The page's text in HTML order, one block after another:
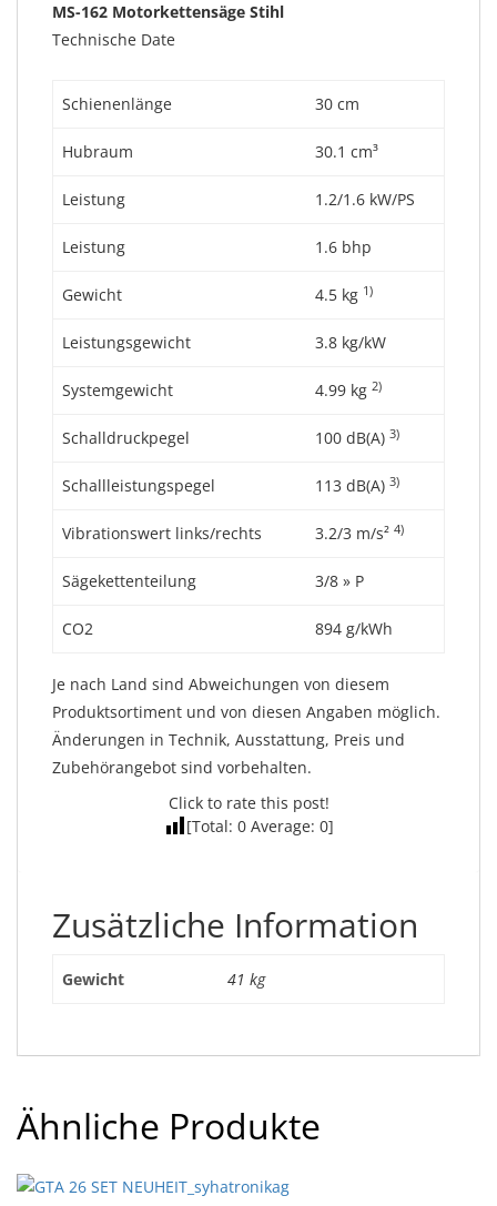
MS-162 Motorkettensäge Stihl
Technische Date
Schienenlänge 30 cm
Hubraum 30.1 cm³
Leistung 1.2/1.6 kW/PS
Leistung 1.6 bhp
Gewicht 4.5 kg 1)
Leistungsgewicht 3.8 kg/kW
Systemgewicht 4.99 kg2)
Schalldruckpegel 100 dB(A)3)
Schallleistungspegel 113 dB(A)3)
Vibrationswert links/rechts 3.2/3 m/s²4)
Sägekettenteilung 3/8 » P
CO2 894 g/kWh
Je nach Land sind Abweichungen von diesem
Produktsortiment und von diesen Angaben möglich.
Änderungen in Technik, Ausstattung, Preis und
Zubehörangebot sind vorbehalten.
Click to rate this post!
[Total: 0Average: 0]
Zusätzliche Information
Gewicht 41 kg
Ähnliche Produkte